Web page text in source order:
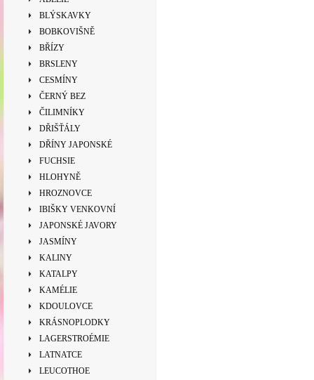
BLÝSKAVKY
BOBKOVIŠNĚ
BŘÍZY
BRSLENY
CESMÍNY
ČERNÝ BEZ
ČILIMNÍKY
DŘIŠŤÁLY
DŘÍNY JAPONSKÉ
FUCHSIE
HLOHYNĚ
HROZNOVCE
IBIŠKY VENKOVNÍ
JAPONSKÉ JAVORY
JASMÍNY
KALINY
KATALPY
KAMÉLIE
KDOULOVCE
KRÁSNOPLODKY
LAGERSTROÉMIE
LATNATCE
LEUCOTHOE